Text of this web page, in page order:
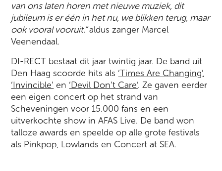
van ons laten horen met nieuwe muziek, dit
jubileum is er één in het nu, we blikken terug, maar
ook vooral vooruit.”aldus zanger Marcel
Veenendaal.
DI-RECT bestaat dit jaar twintig jaar. De band uit
Den Haag scoorde hits als ‘Times Are Changing’,
‘Invincible’ en ‘Devil Don’t Care’. Ze gaven eerder
een eigen concert op het strand van
Scheveningen voor 15.000 fans en een
uitverkochte show in AFAS Live. De band won
talloze awards en speelde op alle grote festivals
als Pinkpop, Lowlands en Concert at SEA.